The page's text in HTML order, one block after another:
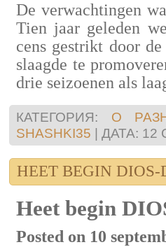
De verwachtingen
Tien jaar geleden
cens gestrikt door
slaagde te
drie seizoenen als
КАТЕГОРИЯ: О
SHASHKI35 | ДАТА: 12
HEET BEGIN DIOS-
Heet begin
Posted on 10